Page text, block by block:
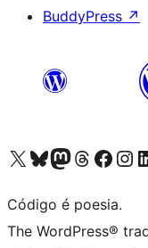
BuddyPress ↗
Visite a nossa conta X (antigo Twitter)
Visit our Bluesky account
Visit our Mastodon account
Visit our Threads
Visite a nossa
Visite a
Código é poesia.
The WordPress®